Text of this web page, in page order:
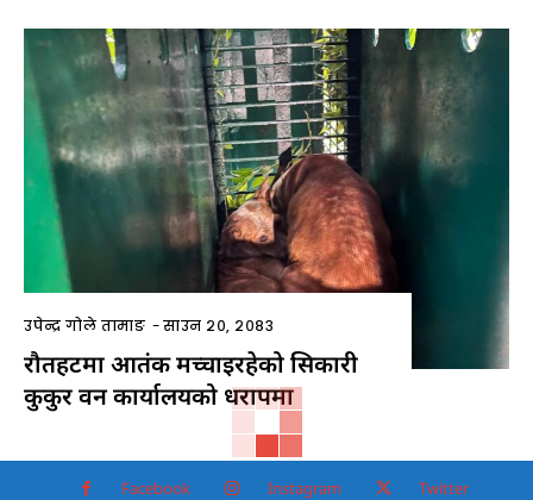
उपेन्द्र गोले तामाङ -साउन २०, २०८३
रौतहटमा आतंक मच्चाइरहेको सिकारी
कुकुर वन कार्यालयको धरापमा
Facebook Instagram Twitter